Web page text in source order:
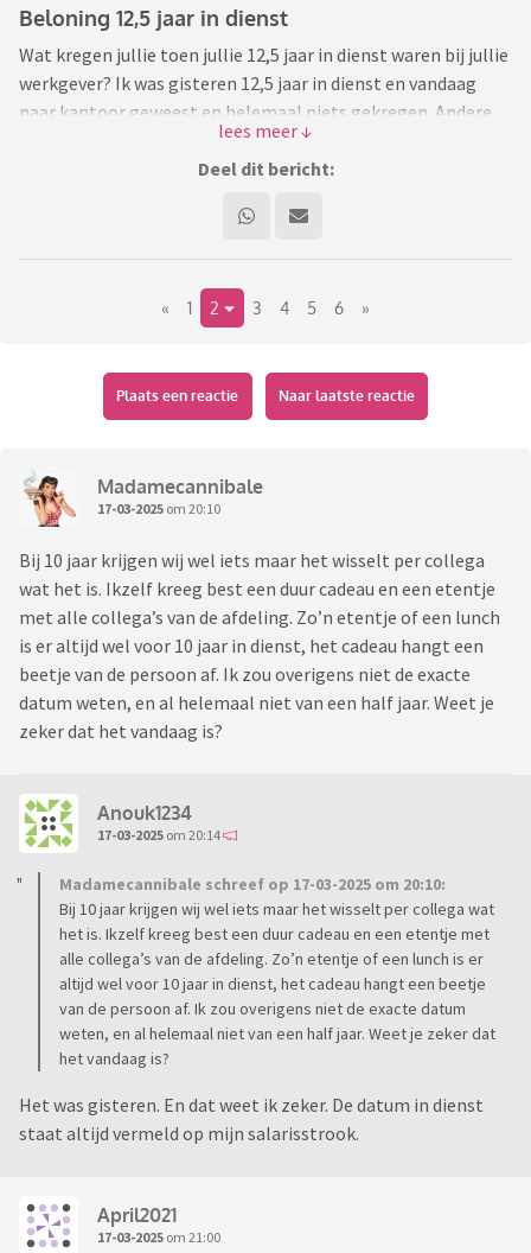
Beloning 12,5 jaar in dienst
Wat kregen jullie toen jullie 12,5 jaar in dienst waren bij jullie
werkgever? Ik was gisteren 12,5 jaar in dienst en vandaag
naar kantoor geweest en helemaal niets gekregen. Andere
collega's krijgen bij een jubileum van 5 jaar, 10 jaar of 12,5
jaar in dienst een bos bloemen. Maar ik heb dus nog
er kunnen nog bloemen bezorgt worden.
Deel dit bericht:
« 1 2 3 4 5 6 »
Plaats een reactie Naar laatste reactie
Madamecannibale
17-03-2025 om 20:10
Bij 10 jaar krijgen wij wel iets maar het wisselt per collega
wat het is. Ikzelf kreeg best een duur cadeau en een etentje
met alle collega’s van de afdeling. Zo’n etentje of een lunch
is er altijd wel voor 10 jaar in dienst, het cadeau hangt een
beetje van de persoon af. Ik zou overigens niet de exacte
datum weten, en al helemaal niet van een half jaar. Weet je
zeker dat het vandaag is?
Anouk1234
17-03-2025 om 20:14
Madamecannibale schreef op 17-03-2025 om 20:10:
Bij 10 jaar krijgen wij wel iets maar het wisselt per collega wat
het is. Ikzelf kreeg best een duur cadeau en een etentje met
alle collega’s van de afdeling. Zo’n etentje of een lunch is er
altijd wel voor 10 jaar in dienst, het cadeau hangt een beetje
van de persoon af. Ik zou overigens niet de exacte datum
weten, en al helemaal niet van een half jaar. Weet je zeker dat
het vandaag is?
Het was gisteren. En dat weet ik zeker. De datum in dienst
staat altijd vermeld op mijn salarisstrook.
April2021
17-03-2025 om 21:00